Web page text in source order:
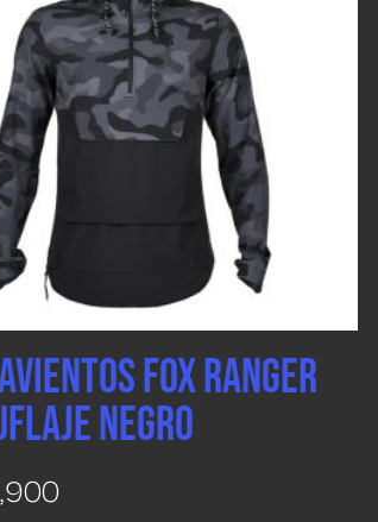
Fox Ranger
Negro